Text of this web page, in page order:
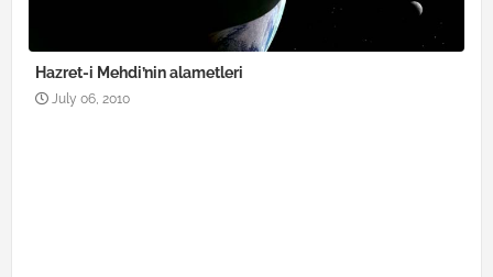
Hazret-i Mehdi’nin alametleri
July 06, 2010